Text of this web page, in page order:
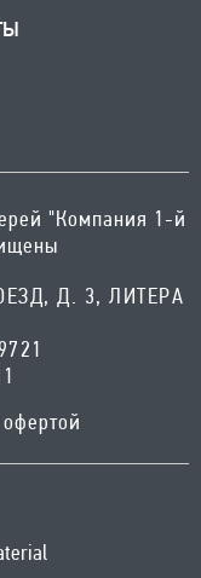
"Компания 1-й
Д. 3, ЛИТЕРА